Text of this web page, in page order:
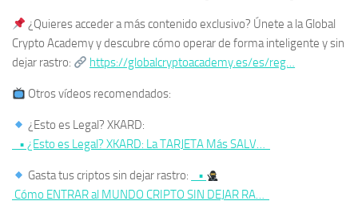
¿Quieres acceder a más contenido exclusivo? Únete a la Global
Crypto Academy y descubre cómo operar de forma inteligente y sin
dejar rastro:
https://globalcryptoacademy.es/es/reg…
Otros vídeos recomendados:
¿Esto es Legal? XKARD:
• ¿Esto es Legal? XKARD: La TARJETA Más SALV…
Gasta tus criptos sin dejar rastro:
•
Cómo ENTRAR al MUNDO CRIPTO SIN DEJAR RA…